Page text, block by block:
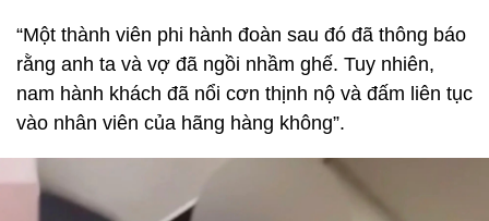
“Một thành viên phi hành đoàn sau đó đã thông báo
rằng anh ta và vợ đã ngồi nhầm ghế. Tuy nhiên,
nam hành khách đã nổi cơn thịnh nộ và đấm liên tục
vào nhân viên của hãng hàng không”.